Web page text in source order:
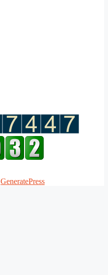
GeneratePress